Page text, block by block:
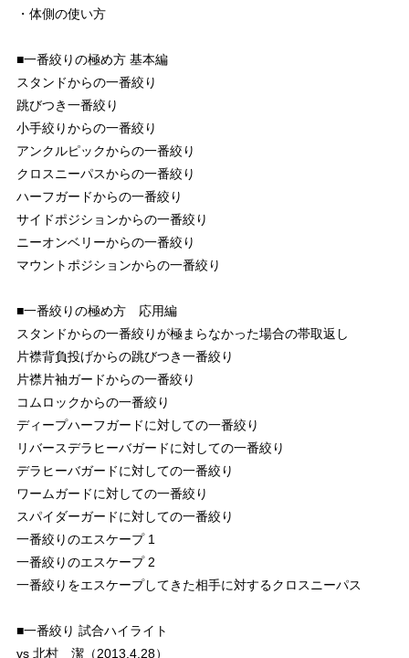
・体側の使い方
■一番絞りの極め方 基本編
スタンドからの一番絞り
跳びつき一番絞り
小手絞りからの一番絞り
アンクルピックからの一番絞り
クロスニーパスからの一番絞り
ハーフガードからの一番絞り
サイドポジションからの一番絞り
ニーオンベリーからの一番絞り
マウントポジションからの一番絞り
■一番絞りの極め方 応用編
スタンドからの一番絞りが極まらなかった場合の帯取返し
片襟背負投げからの跳びつき一番絞り
片襟片袖ガードからの一番絞り
コムロックからの一番絞り
ディープハーフガードに対しての一番絞り
リバースデラヒーバガードに対しての一番絞り
デラヒーバガードに対しての一番絞り
ワームガードに対しての一番絞り
スパイダーガードに対しての一番絞り
一番絞りのエスケープ 1
一番絞りのエスケープ 2
一番絞りをエスケープしてきた相手に対するクロスニーパス
■一番絞り 試合ハイライト
vs 北村 潔（2013.4.28）